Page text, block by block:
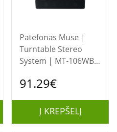
Patefonas Muse |
Turntable Stereo
System | MT-106WB |
System | USB port |
91.29€
Į KREPŠELĮ